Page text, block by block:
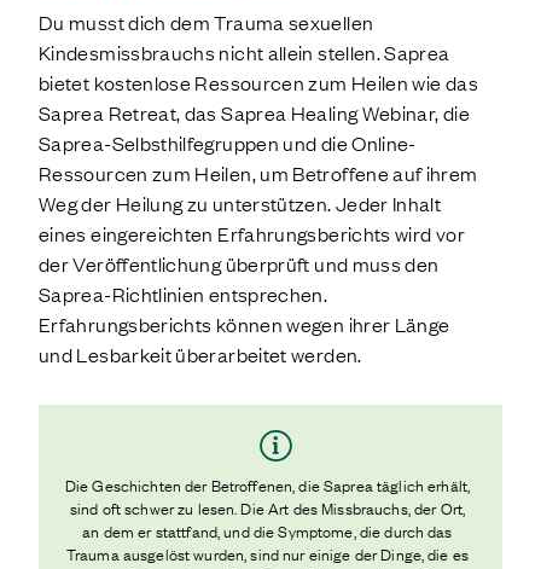
Du musst dich dem Trauma sexuellen
Kindesmissbrauchs nicht allein stellen. Saprea
bietet kostenlose Ressourcen zum Heilen wie das
Saprea Retreat, das Saprea Healing Webinar, die
Saprea-Selbsthilfegruppen und die Online-
Ressourcen zum Heilen, um Betroffene auf ihrem
Weg der Heilung zu unterstützen. Jeder Inhalt
eines eingereichten Erfahrungsberichts wird vor
der Veröffentlichung überprüft und muss den
Saprea-Richtlinien entsprechen.
Erfahrungsberichts können wegen ihrer Länge
und Lesbarkeit überarbeitet werden.
Die Geschichten der Betroffenen, die Saprea täglich erhält,
sind oft schwer zu lesen. Die Art des Missbrauchs, der Ort,
an dem er stattfand, und die Symptome, die durch das
Trauma ausgelöst wurden, sind nur einige der Dinge, die es